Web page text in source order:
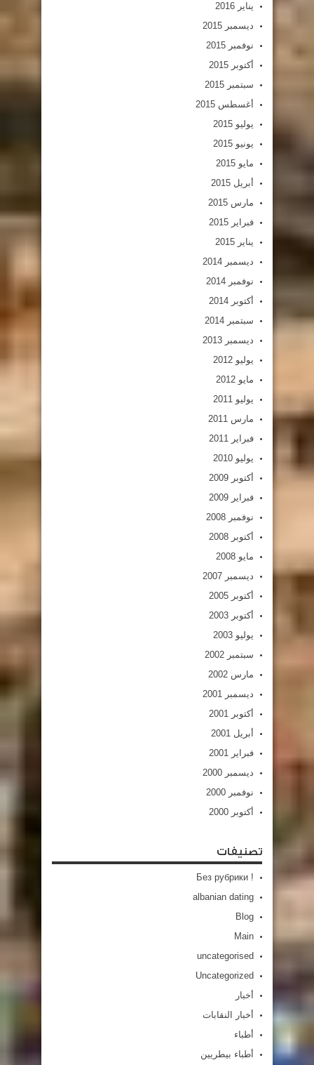
يناير 2016
ديسمبر 2015
نوفمبر 2015
أكتوبر 2015
سبتمبر 2015
أغسطس 2015
يوليو 2015
يونيو 2015
مايو 2015
أبريل 2015
مارس 2015
فبراير 2015
يناير 2015
ديسمبر 2014
نوفمبر 2014
أكتوبر 2014
سبتمبر 2014
ديسمبر 2013
يوليو 2012
مايو 2012
يوليو 2011
مارس 2011
فبراير 2011
يوليو 2010
أكتوبر 2009
فبراير 2009
نوفمبر 2008
أكتوبر 2008
مايو 2008
ديسمبر 2007
أكتوبر 2005
أكتوبر 2003
يوليو 2003
سبتمبر 2002
مارس 2002
ديسمبر 2001
أكتوبر 2001
أبريل 2001
فبراير 2001
ديسمبر 2000
نوفمبر 2000
أكتوبر 2000
تصنيفات
! Без рубрики
albanian dating
Blog
Main
uncategorised
Uncategorized
أخبار
أخبار النقابات
أطباء
أطباء بيطريين